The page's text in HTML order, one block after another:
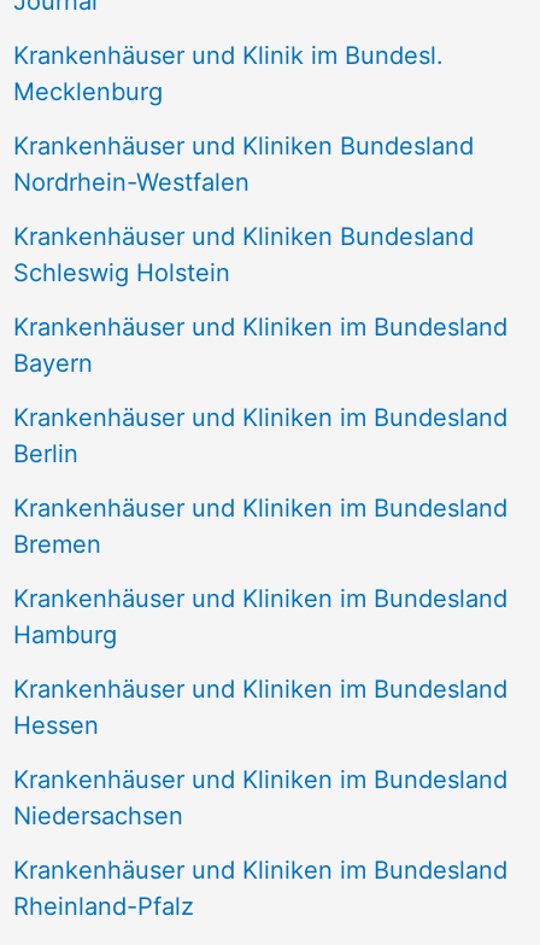
c
:
Krankenhäuser und Klinik im Bundesl.
Mecklenburg
Krankenhäuser und Kliniken Bundesland
Nordrhein-Westfalen
Krankenhäuser und Kliniken Bundesland
Schleswig Holstein
Krankenhäuser und Kliniken im Bundesland
Bayern
Krankenhäuser und Kliniken im Bundesland
Berlin
Krankenhäuser und Kliniken im Bundesland
Bremen
Krankenhäuser und Kliniken im Bundesland
Hamburg
Krankenhäuser und Kliniken im Bundesland
Hessen
Krankenhäuser und Kliniken im Bundesland
Niedersachsen
Krankenhäuser und Kliniken im Bundesland
Rheinland-Pfalz